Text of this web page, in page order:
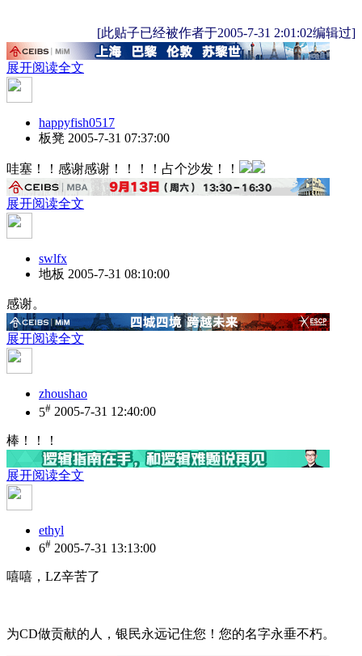
[此贴子已经被作者于2005-7-31 2:01:02编辑过]
展开阅读全文
happyfish0517
板凳 2005-7-31 07:37:00
哇塞！！感谢感谢！！！！占个沙发！！
展开阅读全文
swlfx
地板 2005-7-31 08:10:00
感谢。
展开阅读全文
zhoushao
5# 2005-7-31 12:40:00
棒！！！
展开阅读全文
ethyl
6# 2005-7-31 13:13:00
嘻嘻，LZ辛苦了
为CD做贡献的人，银民永远记住您！您的名字永垂不朽。